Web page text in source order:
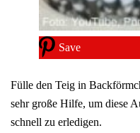
Save
Fülle den Teig in
sehr große Hilfe, um diese
schnell zu erledigen.